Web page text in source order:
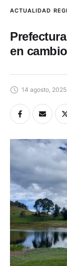
ACTUALIDAD
en
14 agosto, 2025